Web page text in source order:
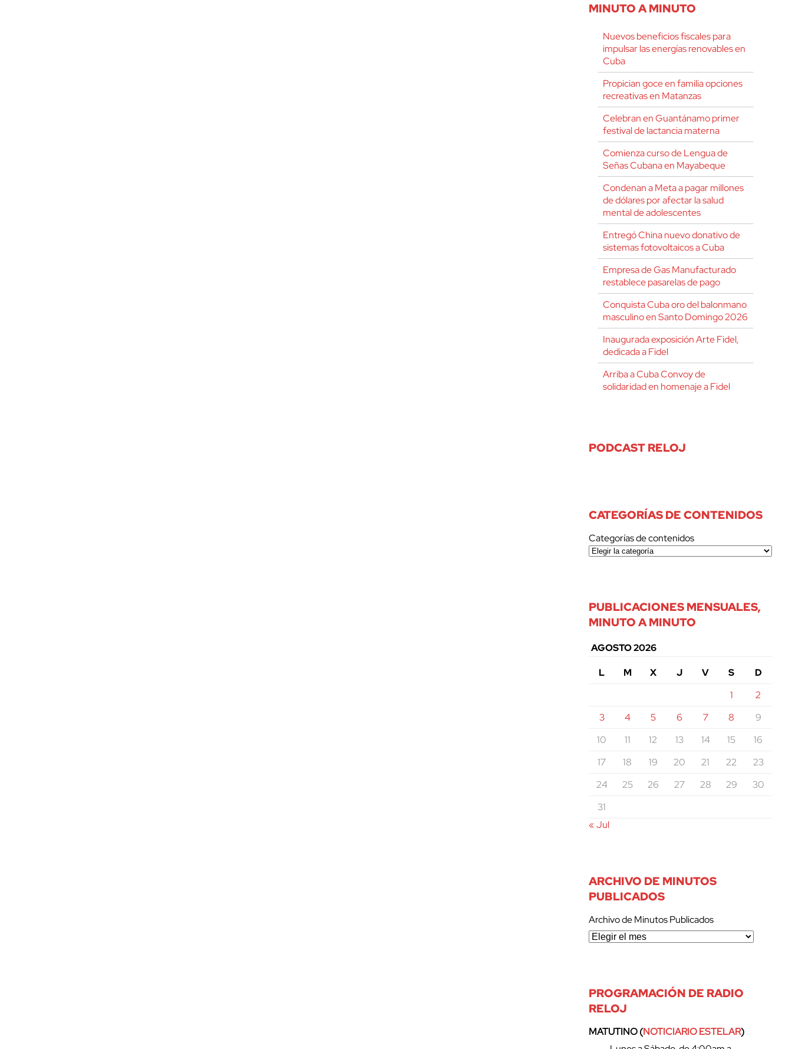
MINUTO A MINUTO
Nuevos beneficios fiscales para
impulsar las energías renovables en
Cuba
Propician goce en familia opciones
recreativas en Matanzas
Celebran en Guantánamo primer
festival de lactancia materna
Comienza curso de Lengua de
Señas Cubana en Mayabeque
Condenan a Meta a pagar millones
de dólares por afectar la salud
mental de adolescentes
Entregó China nuevo donativo de
sistemas fotovoltaicos a Cuba
Empresa de Gas Manufacturado
restablece pasarelas de pago
Conquista Cuba oro del balonmano
masculino en Santo Domingo 2026
Inaugurada exposición Arte Fidel,
dedicada a Fidel
Arriba a Cuba Convoy de
solidaridad en homenaje a Fidel
PODCAST RELOJ
CATEGORÍAS DE CONTENIDOS
Categorías de contenidos
PUBLICACIONES MENSUALES,
MINUTO A MINUTO
AGOSTO 2026
L
M X J V S
D
1
2
3
4 5 6 7 8
9
10
11 12 13 14 15
16
17
18 19 20 21 22
23
24
25 26 27 28 29
30
31
« Jul
ARCHIVO DE MINUTOS
PUBLICADOS
Archivo de Minutos Publicados
PROGRAMACIÓN DE RADIO
RELOJ
MATUTINO (NOTICIARIO ESTELAR)